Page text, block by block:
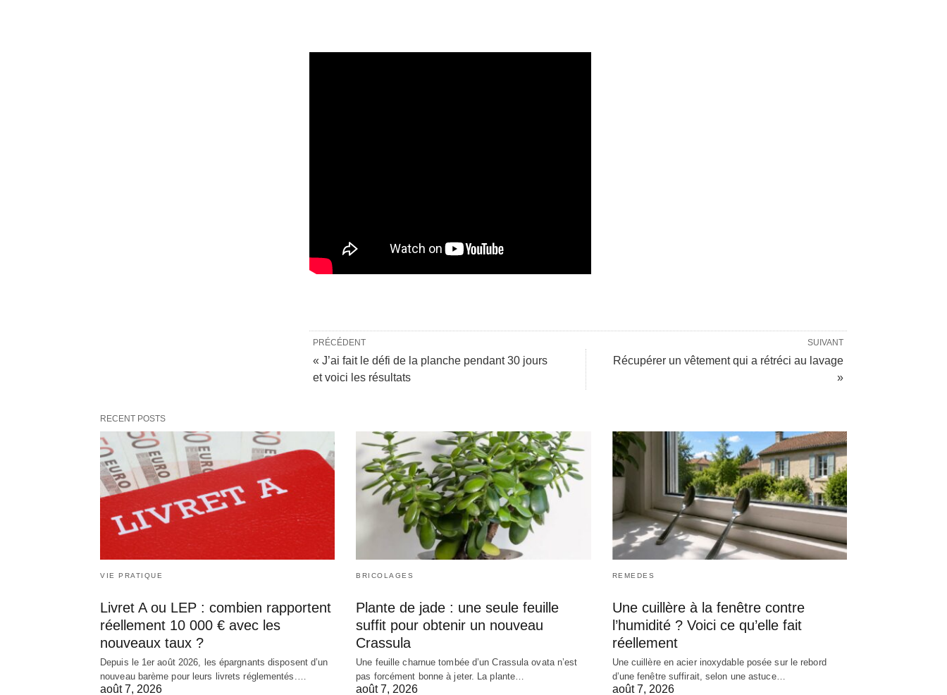
SUIVANT
Récupérer un vêtement qui a rétréci au lavage
»
PRÉCÉDENT
« J’ai fait le défi de la planche pendant 30 jours
et voici les résultats
RECENT POSTS
VIE PRATIQUE
Livret A ou LEP : combien rapportent
réellement 10 000 € avec les
nouveaux taux ?
Depuis le 1er août 2026, les épargnants disposent d’un
nouveau barème pour leurs livrets réglementés.…
août 7, 2026
BRICOLAGES
Plante de jade : une seule feuille
suffit pour obtenir un nouveau
Crassula
Une feuille charnue tombée d’un Crassula ovata n’est
pas forcément bonne à jeter. La plante…
août 7, 2026
REMEDES
Une cuillère à la fenêtre contre
l’humidité ? Voici ce qu’elle fait
réellement
Une cuillère en acier inoxydable posée sur le rebord
d’une fenêtre suffirait, selon une astuce…
août 7, 2026